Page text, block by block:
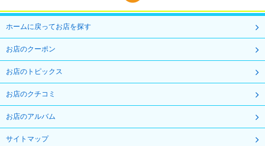
ホームに戻ってお店を探す
お店のクーポン
お店のトピックス
お店のクチコミ
お店のアルバム
サイトマップ